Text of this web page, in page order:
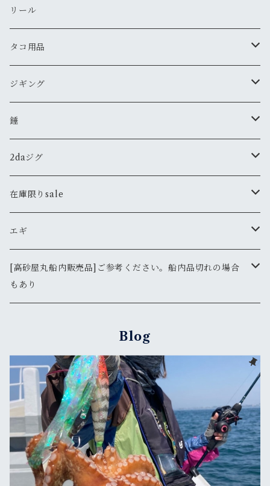
鯛ラバ 白雪姫シリーズ（ストレート）
錘
タコノック
タコほいほい
青物
針
明石青物チョクリ
ふぐ
カワハギ
雑貨
ステッカー
Tシャツ
メバル
太刀魚
その他
クログチ
仕掛け
鳴門サビキ
鳴門アジ仕掛
リール
タコ用品
スッテ
メガバス
タコーレソフト
ジギング
ジグ
ARMS
ÐーCLOW
錘
ジャッカル
タングステン
2daジグ
バスター
130ｇ
165ｇ
165ｇＳＰホロ
200ｇＳＰホロ
バスターX
190ｇ
ボンバー
245ｇ
その他
在庫限りsale
鯛ラバ
エギ
DAIWA
YAMASHITA
ルアー
エギ
DARTMAX
2.5号
FLASHMAX
2.5号
バンガード・ジャパン
2.5号
シマノ
[高砂屋丸船内販売品]ご参考ください。船内品切れの場合
もあり
タチウオ便
鯛サビキ便
クログチ便
Blog